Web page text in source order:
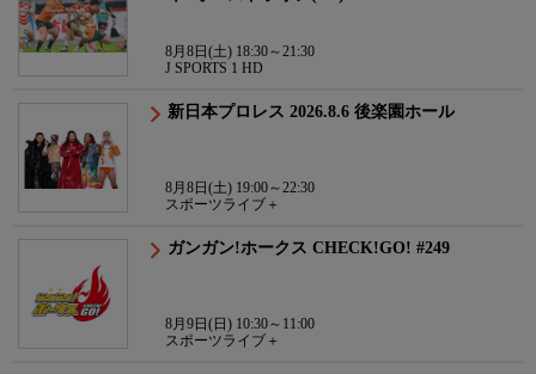
8月8日(土) 18:30～21:30
J SPORTS 1 HD
新日本プロレス 2026.8.6 後楽園ホール
8月8日(土) 19:00～22:30
スポーツライブ＋
ガンガン!ホークス CHECK!GO! #249
8月9日(日) 10:30～11:00
スポーツライブ＋